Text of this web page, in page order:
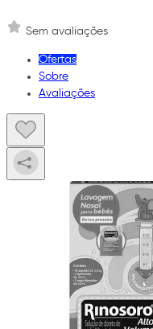
Sem avaliações
Ofertas
Sobre
Avaliações